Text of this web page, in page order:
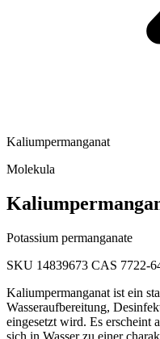
Kaliumpermanganat
Molekula
Potassium permanganate
SKU 14839673 CAS 7722-
Kaliumpermanganat ist ein
Wasseraufbereitung,
eingesetzt wird. Es erscheint
sich in Wasser zu einer